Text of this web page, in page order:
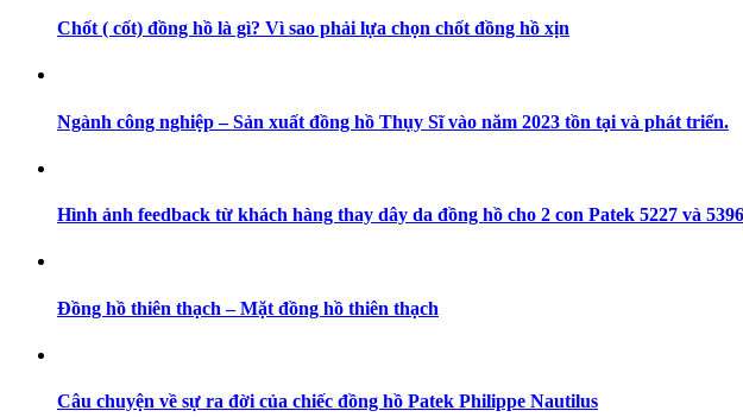
Chốt ( cốt) đồng hồ là gì? Vì sao phải lựa chọn chốt đồng hồ xịn
Ngành công nghiệp – Sản xuất đồng hồ Thụy Sĩ vào năm 2023 tồn tại và phát triển.
Hình ảnh feedback từ khách hàng thay dây da đồng hồ cho 2 con Patek 5227 và 5396
Đồng hồ thiên thạch – Mặt đồng hồ thiên thạch
Câu chuyện về sự ra đời của chiếc đồng hồ Patek Philippe Nautilus